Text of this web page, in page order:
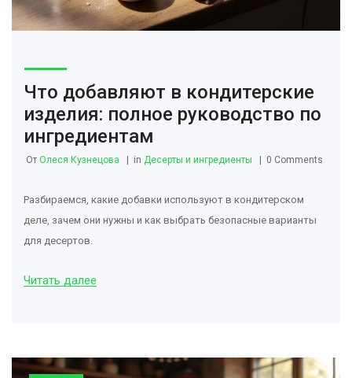
Что добавляют в кондитерские
изделия: полное руководство по
ингредиентам
От Олеся Кузнецова in Десерты и ингредиенты 0 Comments
Разбираемся, какие добавки используют в кондитерском
деле, зачем они нужны и как выбрать безопасные варианты
для десертов.
Читать далее